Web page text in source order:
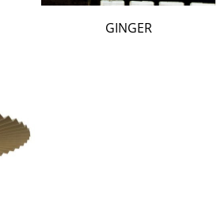
GINGER